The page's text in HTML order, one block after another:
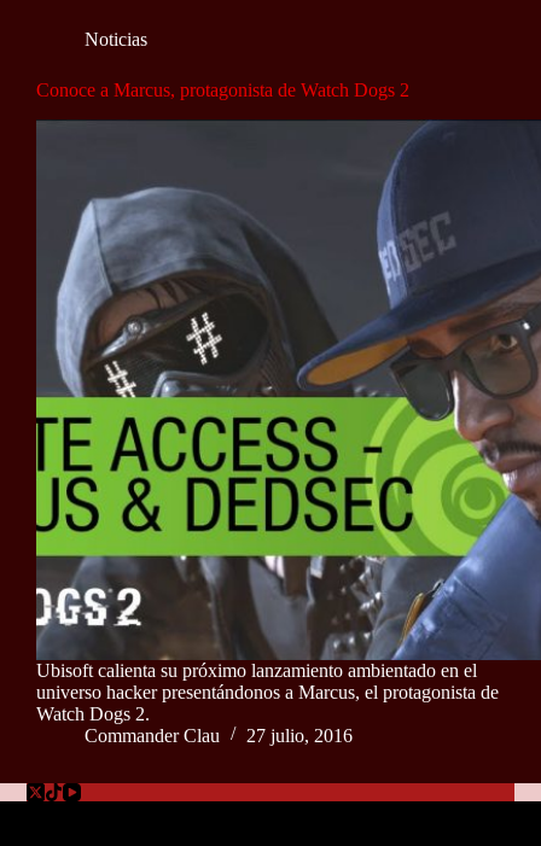
Noticias
Conoce a Marcus, protagonista de Watch Dogs 2
Ubisoft calienta su próximo lanzamiento ambientado en el
universo hacker presentándonos a Marcus, el protagonista de
Watch Dogs 2.
Commander Clau
27 julio, 2016